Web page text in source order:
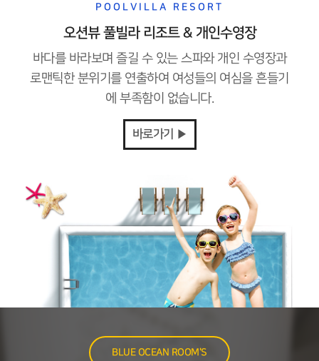
POOLVILLA RESORT
오션뷰 풀빌라리조트 & 개인수영장
바다를 바라보며 즐길 수 있는 스파와 개인 수영장과
로맨틱한 분위기를 연출하여 여성들의 여심을 흔들기
에 부족함이 없습니다.
바로가기 ▶
BLUE OCEAN ROOM'S